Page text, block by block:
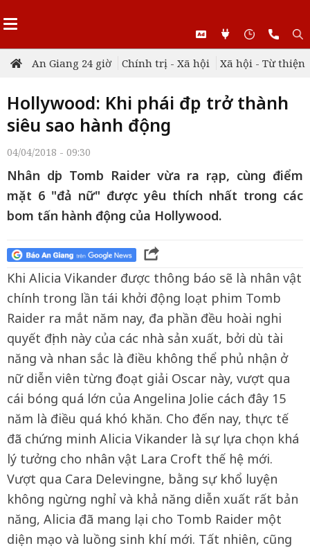
An Giang 24 giờ Chính trị - Xã hội Xã hội - Từ thiện
Hollywood: Khi phái đẹp trở thành
siêu sao hành động
04/04/2018 - 09:30
Nhân dịp Tomb Raider vừa ra rạp, cùng điểm
mặt 6 "đả nữ" được yêu thích nhất trong các
bom tấn hành động của Hollywood.
Khi Alicia Vikander được thông báo sẽ là nhân vật
chính trong lần tái khởi động loạt phim Tomb
Raider ra mắt năm nay, đa phần đều hoài nghi
quyết định này của các nhà sản xuất, bởi dù tài
năng và nhan sắc là điều không thể phủ nhận ở
nữ diễn viên từng đoạt giải Oscar này, vượt qua
cái bóng quá lớn của Angelina Jolie cách đây 15
năm là điều quá khó khăn. Cho đến nay, thực tế
đã chứng minh Alicia Vikander là sự lựa chọn khá
lý tưởng cho nhân vật Lara Croft thế hệ mới.
Vượt qua Cara Delevingne, bằng sự khổ luyện
không ngừng nghỉ và khả năng diễn xuất rất bản
năng, Alicia đã mang lại cho Tomb Raider một
diện mạo và luồng sinh khí mới. Tất nhiên, cũng